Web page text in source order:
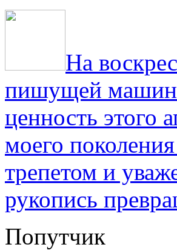
На
пишущей
ценность этого
моего
трепетом и
рукопись
Попутчик